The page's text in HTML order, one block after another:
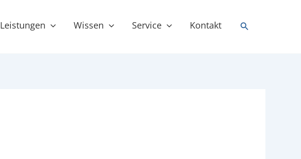
Leistungen Wissen Service Kontakt Suchen